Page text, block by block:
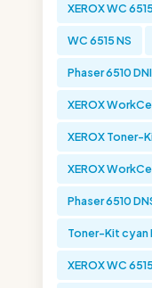
XEROX WC
WC 6515 NS
Phaser 6510
XEROX
XEROX
XEROX
Phaser 6510
Toner-Kit
XEROX WC